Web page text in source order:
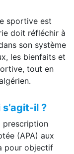
sportive est
doit réfléchir à
son système
les bienfaits et
tout en
il ?
prescription
(APA) aux
pour objectif